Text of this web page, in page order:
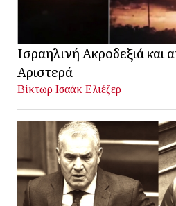
Ισραηλινή Ακροδεξιά και
Αριστερά
Βίκτωρ Ισαάκ Ελιέζερ